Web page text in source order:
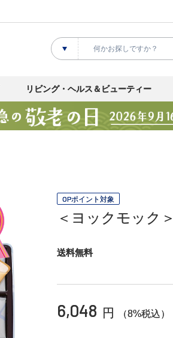
リビング・ヘルス＆ビューティー
OPポイント対象
＜ヨックモック
送料無料
6,048 円 （8%税込）